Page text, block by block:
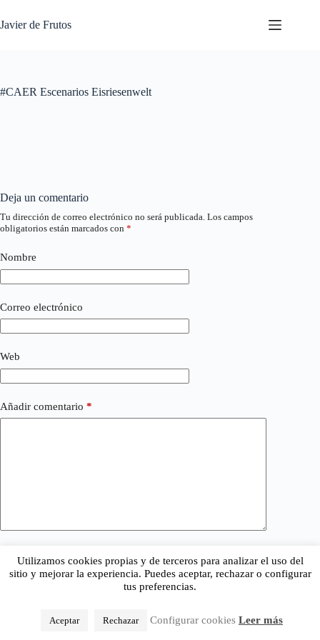
al
contenido
Javier de Frutos
#CAER Escenarios Eisriesenwelt
Deja un comentario
Tu dirección de correo electrónico no será publicada. Los campos
obligatorios están marcados con *
Nombre
Correo electrónico
Web
Añadir comentario *
Publicar el comentario
Utilizamos cookies propias y de terceros para analizar el uso del
sitio y mejorar la experiencia. Puedes aceptar, rechazar o configurar
tus preferencias.
Aceptar Rechazar Configurar cookies Leer más